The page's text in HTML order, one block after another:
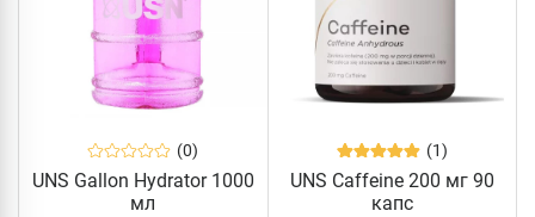
(0)
UNS Gallon Hydrator 1000
мл
(1)
UNS Caffeine 200 мг 90
капс